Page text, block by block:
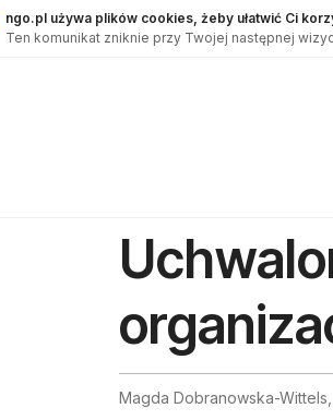
ngo.pl używa plików cookies, żeby ułatwić Ci
Ten komunikat zniknie przy Twojej następnej
Magda Dobranowska-